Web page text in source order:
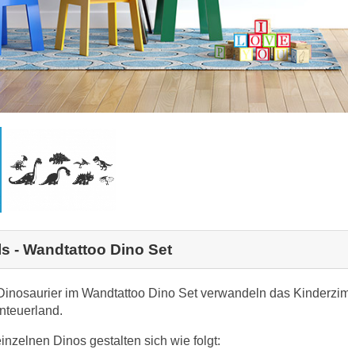
- Wandtattoo Dino Set
im Wandtattoo Dino Set verwandeln das
Dinos gestalten sich wie folgt: